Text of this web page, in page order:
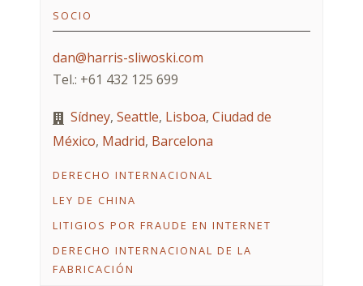
SOCIO
dan@harris-sliwoski.com
Tel.: +61 432 125 699
Sídney, Seattle, Lisboa, Ciudad de
México, Madrid, Barcelona
DERECHO INTERNACIONAL
LEY DE CHINA
LITIGIOS POR FRAUDE EN INTERNET
DERECHO INTERNACIONAL DE LA
FABRICACIÓN